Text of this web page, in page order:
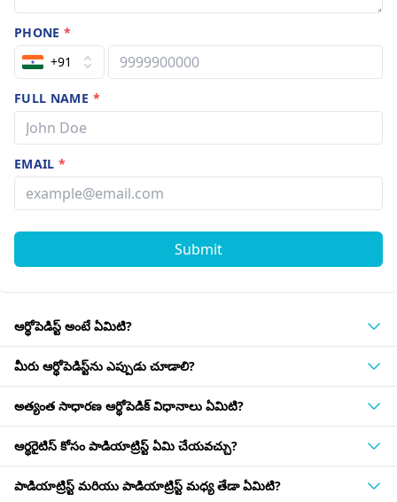
PHONE*
+91
FULL NAME *
EMAIL*
Submit
ఆర్థోపెడిస్ట్ అంటే ఏమిటి?
మీరు ఆర్థోపెడిస్ట్‌ను ఎప్పుడు చూడాలి?
అత్యంత సాధారణ ఆర్థోపెడిక్ విధానాలు ఏమిటి?
ఆర్థరైటిస్ కోసం పాడియాట్రిస్ట్ ఏమి చేయవచ్చు?
పాడియాట్రిస్ట్ మరియు పాడియాట్రిస్ట్ మధ్య తేడా ఏమిటి?